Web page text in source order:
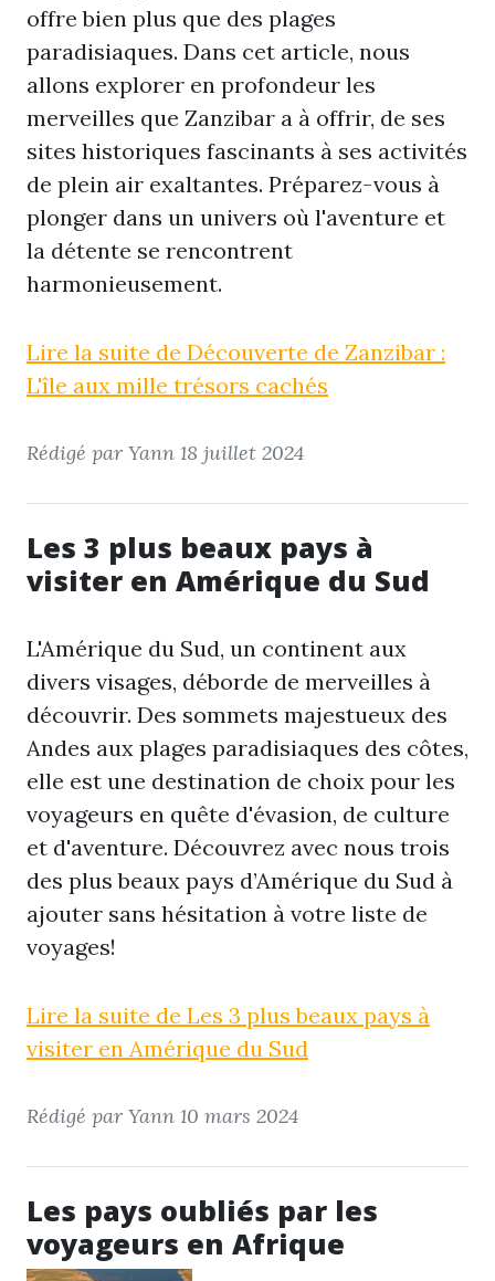
offre bien plus que des plages
paradisiaques. Dans cet article, nous
allons explorer en profondeur les
merveilles que Zanzibar a à offrir, de ses
sites historiques fascinants à ses activités
de plein air exaltantes. Préparez-vous à
plonger dans un univers où l'aventure et
la détente se rencontrent
harmonieusement.
Lire la suite de Découverte de Zanzibar :
L'île aux mille trésors cachés
Rédigé par Yann 18 juillet 2024
Les 3 plus beaux pays à
visiter en Amérique du Sud
L'Amérique du Sud, un continent aux
divers visages, déborde de merveilles à
découvrir. Des sommets majestueux des
Andes aux plages paradisiaques des côtes,
elle est une destination de choix pour les
voyageurs en quête d'évasion, de culture
et d'aventure. Découvrez avec nous trois
des plus beaux pays d’Amérique du Sud à
ajouter sans hésitation à votre liste de
voyages!
Lire la suite de Les 3 plus beaux pays à
visiter en Amérique du Sud
Rédigé par Yann 10 mars 2024
Les pays oubliés par les
voyageurs en Afrique